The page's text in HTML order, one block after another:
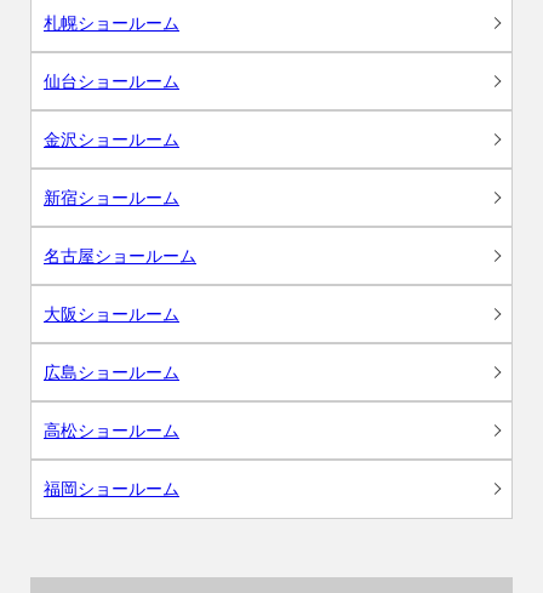
札幌ショールーム
仙台ショールーム
金沢ショールーム
新宿ショールーム
名古屋ショールーム
大阪ショールーム
広島ショールーム
高松ショールーム
福岡ショールーム